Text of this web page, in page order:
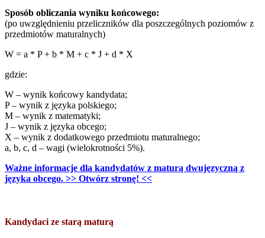
Sposób obliczania wyniku końcowego:
(po uwzględnieniu przeliczników dla poszczególnych poziomów z
przedmiotów maturalnych)
W = a * P + b * M + c * J + d * X
gdzie:
W – wynik końcowy kandydata;
P – wynik z języka polskiego;
M – wynik z matematyki;
J – wynik z języka obcego;
X – wynik z dodatkowego przedmiotu maturalnego;
a, b, c, d – wagi (wielokrotności 5%).
Ważne informacje dla kandydatów z maturą dwujęzyczną z
języka obcego. >> Otwórz stronę! <<
Kandydaci ze starą maturą